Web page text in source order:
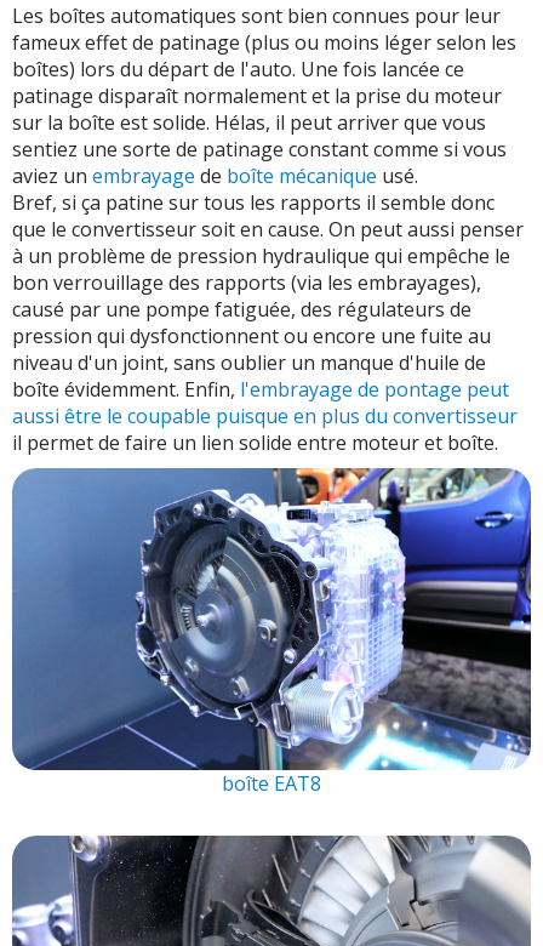
Les boîtes automatiques sont bien connues pour leur
fameux effet de patinage (plus ou moins léger selon les
boîtes) lors du départ de l'auto. Une fois lancée ce
patinage disparaît normalement et la prise du moteur
sur la boîte est solide. Hélas, il peut arriver que vous
sentiez une sorte de patinage constant comme si vous
aviez un embrayage de boîte mécanique usé.
Bref, si ça patine sur tous les rapports il semble donc
que le convertisseur soit en cause. On peut aussi penser
à un problème de pression hydraulique qui empêche le
bon verrouillage des rapports (via les embrayages),
causé par une pompe fatiguée, des régulateurs de
pression qui dysfonctionnent ou encore une fuite au
niveau d'un joint, sans oublier un manque d'huile de
boîte évidemment. Enfin, l'embrayage de pontage peut
aussi être le coupable puisque en plus du convertisseur
il permet de faire un lien solide entre moteur et boîte.
boîte EAT8